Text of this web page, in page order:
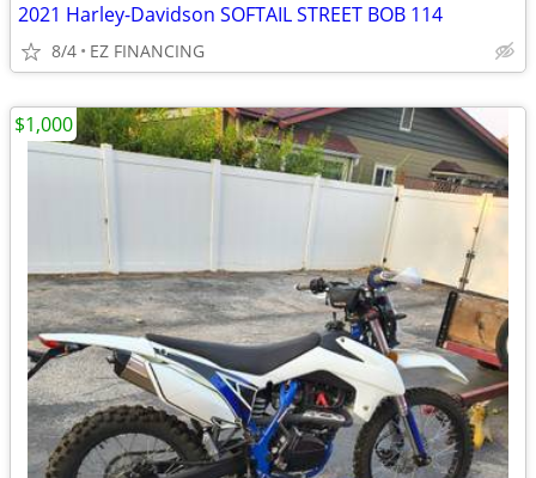
2021 Harley-Davidson SOFTAIL STREET BOB 114
8/4 EZ FINANCING
$1,000